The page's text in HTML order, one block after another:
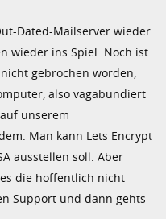
Dated-Mailserver wieder
wieder ins Spiel. Noch ist
gebrochen worden,
also vagabundiert
unserem
Man kann Lets Encrypt
ausstellen soll. Aber
die hoffentlich nicht
Support und dann gehts